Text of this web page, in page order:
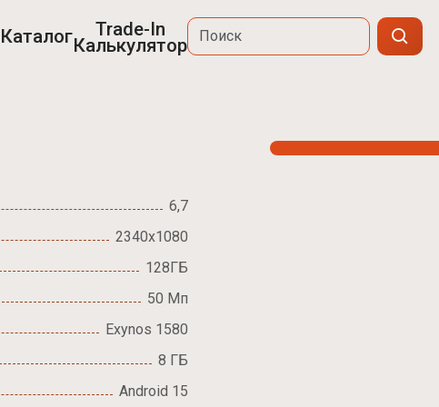
Каталог Trade-In
Калькулятор
6,7
2340x1080
128ГБ
50 Мп
Exynos 1580
8 ГБ
Android 15